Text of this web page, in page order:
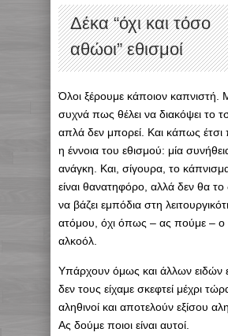
Δέκα “όχι και τόσο
αθώοι” εθισμοί
Όλοι ξέρουμε κάποιον καπνιστή.
συχνά πως θέλει να διακόψει το
απλά δεν μπορεί. Και κάπως έτσι
η έννοια του εθισμού: μία
ανάγκη. Και, σίγουρα, το
είναι θανατηφόρο, αλλά δεν θα
να βάζει εμπόδια στη
ατόμου, όχι όπως – ας πούμε – ο
αλκοόλ.
Υπάρχουν όμως και άλλων ειδών
δεν τους είχαμε σκεφτεί μέχρι
αληθινοί και αποτελούν εξίσου
Ας δούμε ποιοι είναι αυτοί.